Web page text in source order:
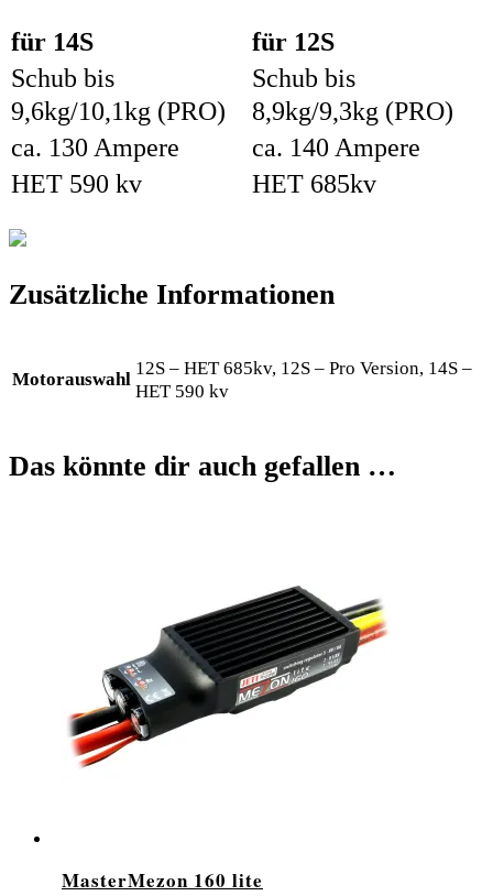
für 14S
für 12S
Schub bis
9,6kg/10,1kg (PRO)
Schub bis
8,9kg/9,3kg (PRO)
ca. 130 Ampere
ca. 140 Ampere
HET 590 kv
HET 685kv
Zusätzliche Informationen
Motorauswahl
12S – HET 685kv, 12S – Pro Version, 14S –
HET 590 kv
Das könnte dir auch gefallen …
MasterMezon 160 lite